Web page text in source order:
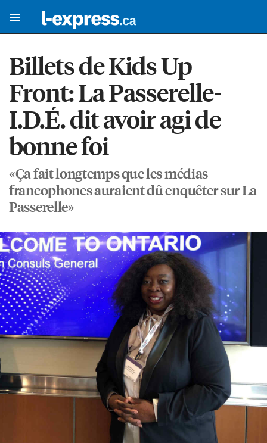
Billets de Kids Up
Front: La Passerelle-
I.D.É. dit avoir agi de
bonne foi
«Ça fait longtemps que les médias
francophones auraient dû enquêter sur La
Passerelle»